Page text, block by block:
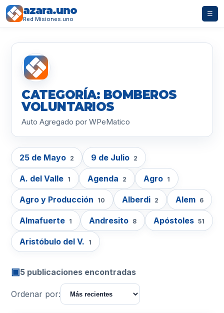
azara.uno
Red Misiones.uno
☰
CATEGORÍA: BOMBEROS
VOLUNTARIOS
Auto Agregado por WPeMatico
25 de Mayo 2 9 de Julio 2
A. del Valle 1 Agenda 2 Agro 1
Agro y Producción 10 Alberdi 2 Alem 6
Almafuerte 1 Andresito 8 Apóstoles 51
Aristóbulo del V. 1
▣5 publicaciones encontradas
Ordenar por: